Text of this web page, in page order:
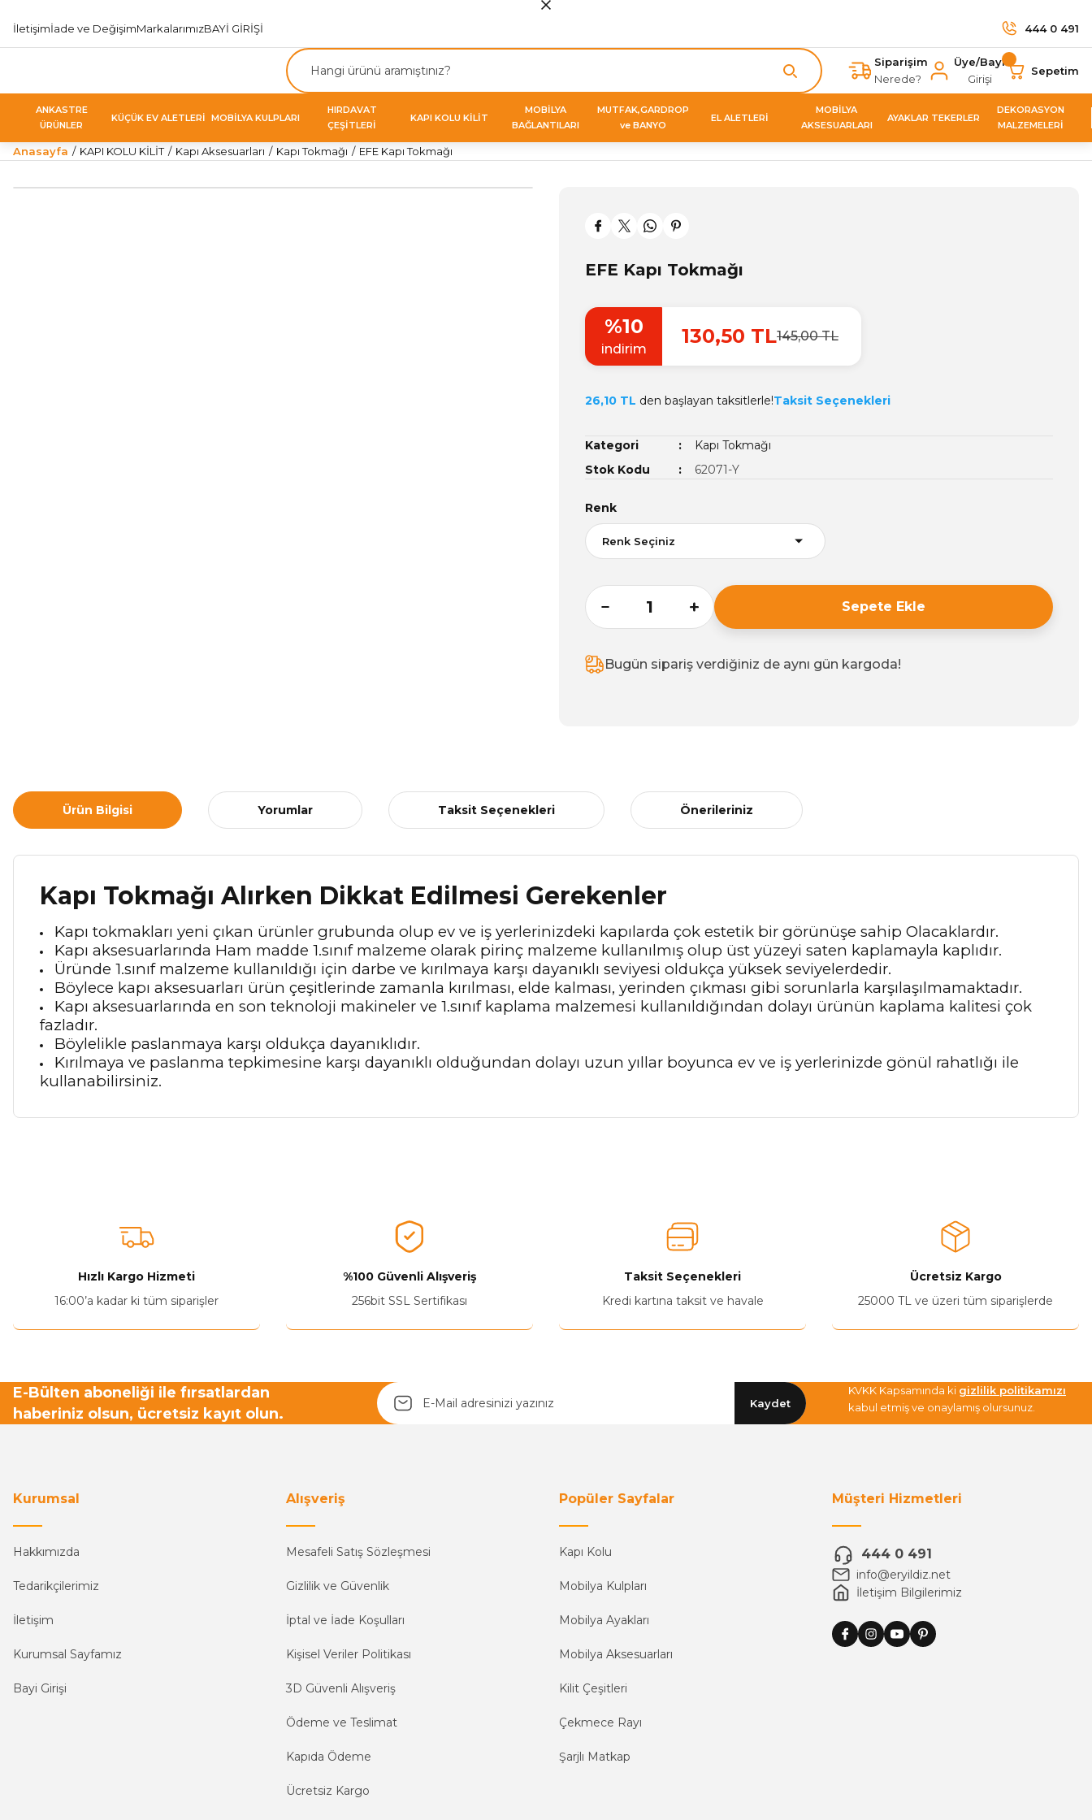
İletişimİade ve DeğişimMarkalarımızBAYİ GİRİŞİ 444 0 491
Siparişim
Nerede?
Üye/Bayi
Girişi
Sepetim
ANKASTRE
ÜRÜNLER
KÜÇÜK EV ALETLERİ MOBİLYA KULPLARI
HIRDAVAT
ÇEŞİTLERİ
KAPI KOLU KİLİT
MOBİLYA
BAĞLANTILARI
MUTFAK,GARDROP
ve BANYO
EL ALETLERİ
MOBİLYA
AKSESUARLARI
AYAKLAR TEKERLER
DEKORASYON
MALZEMELERİ
Anasayfa KAPI KOLU KİLİT Kapı Aksesuarları Kapı Tokmağı EFE Kapı Tokmağı
EFE Kapı Tokmağı
%10
indirim
130,50 TL145,00 TL
26,10 TL den başlayan taksitlerle!Taksit Seçenekleri
Kategori
Kapı Tokmağı
Stok Kodu
62071-Y
Renk
Sepete Ekle
Bugün sipariş verdiğiniz de aynı gün kargoda!
Ürün Bilgisi Yorumlar Taksit Seçenekleri Önerileriniz
Kapı Tokmağı Alırken Dikkat Edilmesi Gerekenler
Kapı tokmakları yeni çıkan ürünler grubunda olup ev ve iş yerlerinizdeki kapılarda çok estetik bir görünüşe sahip Olacaklardır.
Kapı aksesuarlarında Ham madde 1.sınıf malzeme olarak pirinç malzeme kullanılmış olup üst yüzeyi saten kaplamayla kaplıdır.
Üründe 1.sınıf malzeme kullanıldığı için darbe ve kırılmaya karşı dayanıklı seviyesi oldukça yüksek seviyelerdedir.
Böylece kapı aksesuarları ürün çeşitlerinde zamanla kırılması, elde kalması, yerinden çıkması gibi sorunlarla karşılaşılmamaktadır.
Kapı aksesuarlarında en son teknoloji makineler ve 1.sınıf kaplama malzemesi kullanıldığından dolayı ürünün kaplama kalitesi çok
fazladır.
Böylelikle paslanmaya karşı oldukça dayanıklıdır.
Kırılmaya ve paslanma tepkimesine karşı dayanıklı olduğundan dolayı uzun yıllar boyunca ev ve iş yerlerinizde gönül rahatlığı ile
kullanabilirsiniz.
Ürün açıklamasında eksik bilgiler bulunuyor.
Hızlı Kargo Hizmeti
16:00’a kadar ki tüm siparişler
%100 Güvenli Alışveriş
256bit SSL Sertifikası
Taksit Seçenekleri
Kredi kartına taksit ve havale
Ücretsiz Kargo
25000 TL ve üzeri tüm siparişlerde
E-Bülten aboneliği ile fırsatlardan
haberiniz olsun, ücretsiz kayıt olun.
Kaydet
KVKK Kapsamında ki gizlilik politikamızı
kabul etmiş ve onaylamış olursunuz.
Kurumsal
Hakkımızda
Tedarikçilerimiz
İletişim
Kurumsal Sayfamız
Bayi Girişi
Alışveriş
Mesafeli Satış Sözleşmesi
Gizlilik ve Güvenlik
İptal ve İade Koşulları
Kişisel Veriler Politikası
3D Güvenli Alışveriş
Ödeme ve Teslimat
Kapıda Ödeme
Ücretsiz Kargo
Popüler Sayfalar
Kapı Kolu
Mobilya Kulpları
Mobilya Ayakları
Mobilya Aksesuarları
Kilit Çeşitleri
Çekmece Rayı
Şarjlı Matkap
Müşteri Hizmetleri
444 0 491
info@eryildiz.net
İletişim Bilgilerimiz